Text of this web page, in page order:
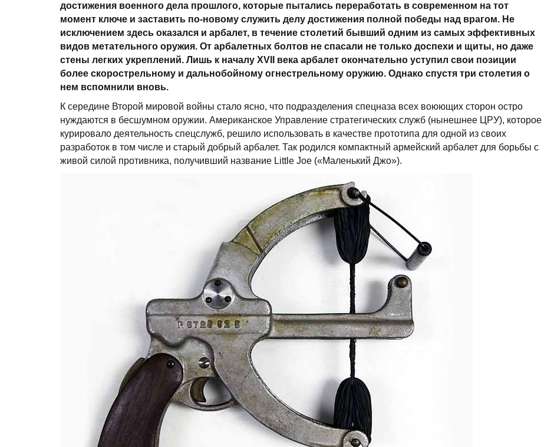
достижения военного дела прошлого, которые пытались переработать в современном на тот
момент ключе и заставить по-новому служить делу достижения полной победы над врагом. Не
исключением здесь оказался и арбалет, в течение столетий бывший одним из самых эффективных
видов метательного оружия. От арбалетных болтов не спасали не только доспехи и щиты, но даже
стены легких укреплений. Лишь к началу ХVII
века арбалет окончательно уступил свои позиции
более скорострельному и дальнобойному огнестрельному оружию. Однако спустя три столетия о
нем вспомнили вновь.
К середине Второй мировой войны стало ясно, что подразделения спецназа всех воюющих сторон остро
нуждаются в бесшумном оружии. Американское Управление стратегических служб (нынешнее ЦРУ), которое
курировало деятельность спецслужб, решило использовать в качестве прототипа для одной из своих
разработок в том числе и старый добрый арбалет. Так родился компактный армейский арбалет для борьбы с
живой силой противника, получивший название Little Joe («Маленький Джо»).